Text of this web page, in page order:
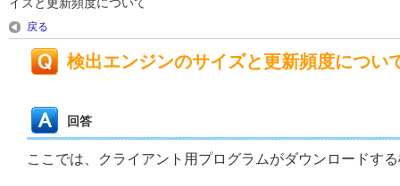
戻る
検出エンジンのサイズと更新頻度につい
回答
ここでは、クライアント用プログラムがダウンロードす